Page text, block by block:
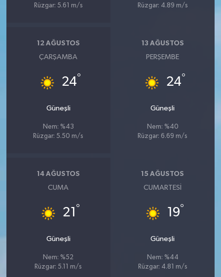
Rüzgar: 5.61 m/s
Rüzgar: 4.89 m/s
12 AĞUSTOS
ÇARŞAMBA
24°
Güneşli
Nem: %43
Rüzgar: 5.50 m/s
13 AĞUSTOS
PERŞEMBE
24°
Güneşli
Nem: %40
Rüzgar: 6.69 m/s
14 AĞUSTOS
CUMA
21 °
Güneşli
Nem: %52
Rüzgar: 5.11 m/s
15 AĞUSTOS
CUMARTESI
19°
Güneşli
Nem: %44
Rüzgar: 4.81 m/s